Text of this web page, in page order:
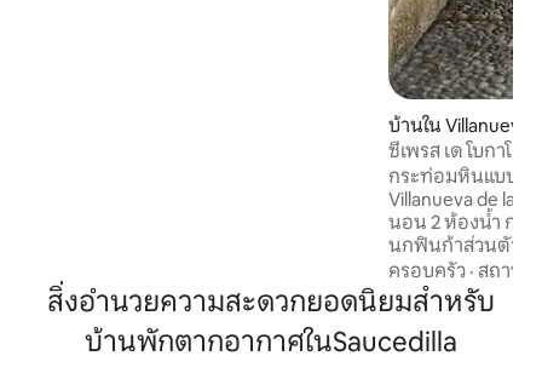
ประกอบแบบชนบทกับสัมผัสที่ทันสมัยเพื่อ
สร้างบรรยากาศที่อบอุ่นและน่าอยู่ และ
ห้องน้ำมีอุปกรณ์ครบครัน นอกจากนี้ เพื่อ
ให้มั่นใจว่าผู้เข้าพักจะได้รับความสะดวก
บ้านใน Villanueva
ซีเพรส เด โบกาโลโซ
กระท่อมหินแบบดั้ง
Villanueva de la
นอน 2 ห้องน้ำ กระท่อมหินน่ารักตั้งอยู่ใน
นกฟินก้าส่วนตัวข
ของเราขนาด 16
ของภูเขา Gredos ห้องนั่งเล่น/ห้องรับ
ประทานอาหารแบ
ห้องครัวที่มีอุปกร
ใหญ่ 3 ห้องและห้
ครอบครัว · สถานที่
สิ่งอำนวยความสะดวกยอดนิยมสำหรับ
บ้านพักตากอากาศในSaucedilla